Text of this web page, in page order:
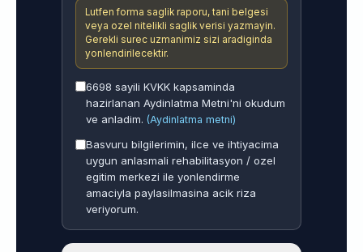
Lutfen forma saglik raporu, tani belgesi
veya ozel nitelikli saglik verisi yazmayin.
Gerekli surec uzmanimiz sizi aradiginda
yonlendirilecektir.
6698 sayili KVKK kapsaminda
hazirlanan Aydinlatma Metni'ni okudum
ve anladim. (Aydinlatma metni)
Basvuru bilgilerimin, ilce ve ihtiyacima
uygun anlasmali rehabilitasyon / ozel
egitim merkezi ile yonlendirme
amaciyla paylasilmasina acik riza
veriyorum.